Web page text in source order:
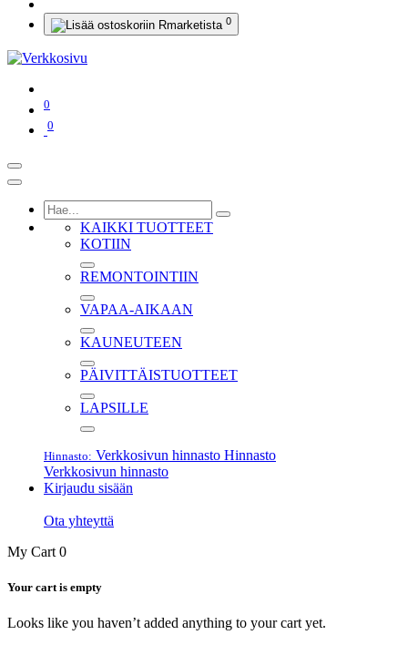
0
0
0
KAIKKI TUOTTEET
KOTIIN
REMONTOINTIIN
VAPAA-AIKAAN
KAUNEUTEEN
PÄIVITTÄISTUOTTEET
LAPSILLE
Hinnasto: Verkkosivun hinnasto Hinnasto
Verkkosivun hinnasto
Kirjaudu sisään
Ota yhteyttä
My Cart 0
Your cart is empty
Looks like you haven’t added anything to your cart yet.